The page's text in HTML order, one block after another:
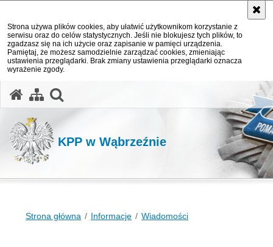
Strona używa plików cookies, aby ułatwić użytkownikom korzystanie z
serwisu oraz do celów statystycznych. Jeśli nie blokujesz tych plików, to
zgadzasz się na ich użycie oraz zapisanie w pamięci urządzenia.
Pamiętaj, że możesz samodzielnie zarządzać cookies, zmieniając
ustawienia przeglądarki. Brak zmiany ustawienia przeglądarki oznacza
wyrażenie zgody.
KPP w Wąbrzeźnie
Strona główna Informacje Wiadomości